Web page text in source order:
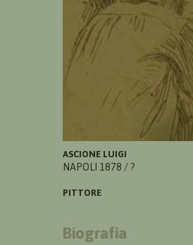
ASCIONE LUIGI
NAPOLI 1878 / ?
PITTORE
Biografia